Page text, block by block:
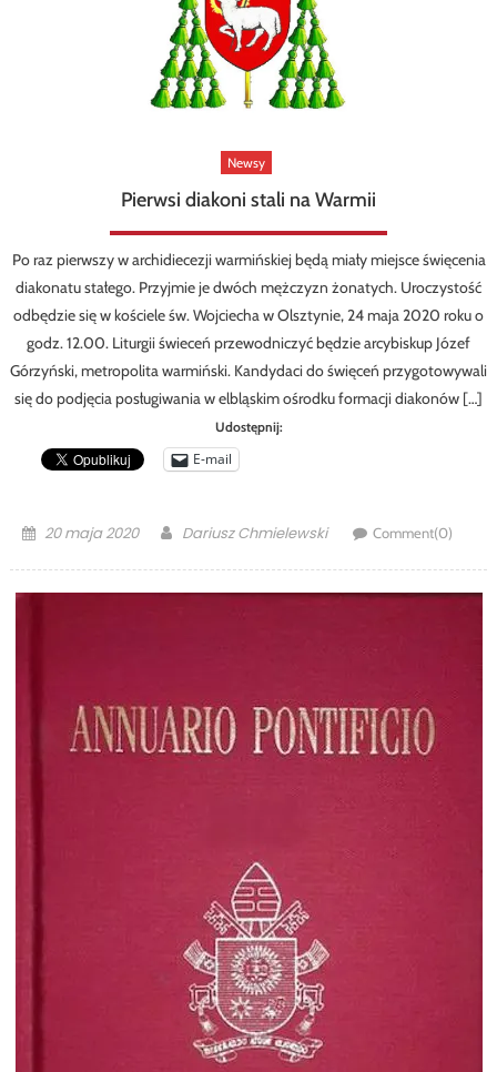
Newsy
Pierwsi diakoni stali na Warmii
Po raz pierwszy w archidiecezji warmińskiej będą miały miejsce święcenia
diakonatu stałego. Przyjmie je dwóch mężczyzn żonatych. Uroczystość
odbędzie się w kościele św. Wojciecha w Olsztynie, 24 maja 2020 roku o
godz. 12.00. Liturgii świeceń przewodniczyć będzie arcybiskup Józef
Górzyński, metropolita warmiński. Kandydaci do święceń przygotowywali
się do podjęcia posługiwania w elbląskim ośrodku formacji diakonów […]
Udostępnij:
E-mail
Posted
20 maja 2020 Author
Dariusz Chmielewski Comment(0)